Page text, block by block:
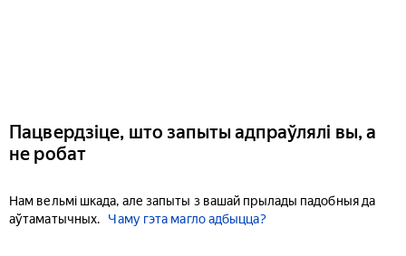
Пацвердзіце, што запыты адпраўлялі вы, а
не робат
Нам вельмі шкада, але запыты з вашай прылады падобныя да
аўтаматычных.
Чаму гэта магло адбыцца?